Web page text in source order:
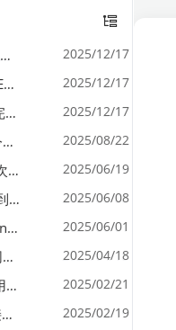
KORG PA600中文化完整技术手册 - 从逆向到实现的全流程指南 2025/12/17
Xget 无侵入不走actions部署到 EdgeOne Pages 指南 2025/12/17
Xget 部署到 Cloudflare Pages 完整指南 - 无需修改源码的构建配置 2025/12/17
Gemini CLI 配置指南与常用命令中文翻译 | API Key、MCP、代理设置 2025/08/22
小红书“后门”事件深度复盘：一次沉默危机下的品牌、技术与流程三重考验 2025/06/19
前端代码安全加固：从Vite项目到纯静态页面的深度混淆技术备忘 2025/06/08
解决 Pip externally-managed-environment 错误：临时与永久绕过方案 2025/06/01
解决腾讯云Debian镜像恢复后网络不通问题 2025/04/18
如何编译和配置Linux内核以启用BBR2 | 内核编译教程 2025/02/21
Linux Shellcode实战：反向连接、持久化、免杀技术详解（MSF,Cobalt Strike）- 从原理到C加载器实现 2025/02/19